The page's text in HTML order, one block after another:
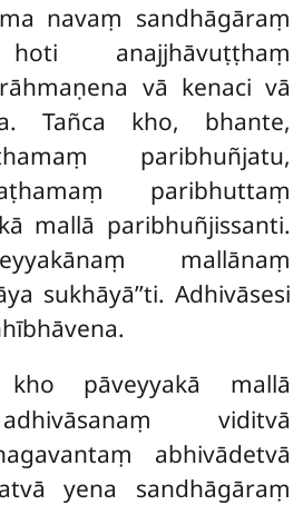
navaṃ sandhāgāraṃ
anajjhāvuṭṭhaṃ
vā kenaci vā
Tañca kho, bhante,
paribhuñjatu,
paribhuttaṃ
mallā paribhuñjissanti.
mallānaṃ
sukhāyā’’ti. Adhivāsesi
pāveyyakā mallā
viditvā
abhivādetvā
yena sandhāgāraṃ